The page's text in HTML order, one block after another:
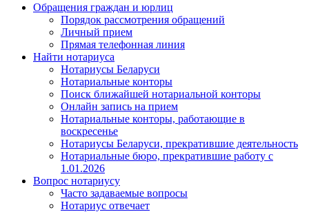
Обращения граждан и юрлиц
Порядок рассмотрения обращений
Личный прием
Прямая телефонная линия
Найти нотариуса
Нотариусы Беларуси
Нотариальные конторы
Поиск ближайшей нотариальной конторы
Онлайн запись на прием
Нотариальные конторы, работающие в
воскресенье
Нотариусы Беларуси, прекратившие деятельность
Нотариальные бюро, прекратившие работу с
1.01.2026
Вопрос нотариусу
Часто задаваемые вопросы
Нотариус отвечает